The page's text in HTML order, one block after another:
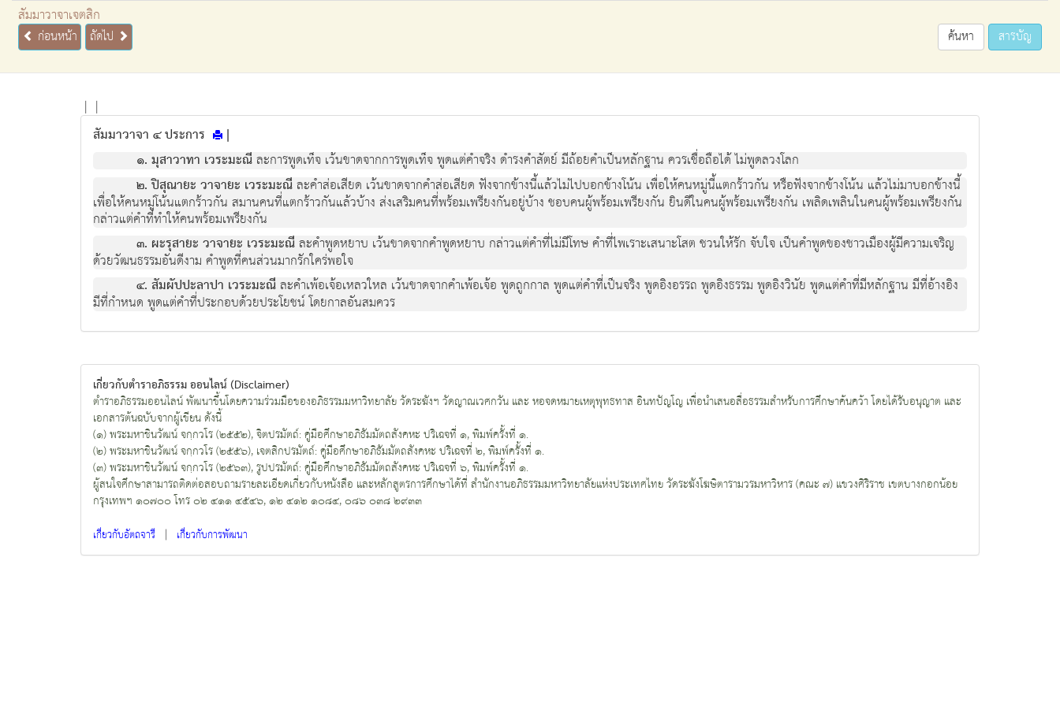
สัมมาวาจาเจตสิก
ก่อนหน้า ถัดไป ค้นหา สารบัญ
| |
สัมมาวาจา ๔ ประการ
|
๑. มุสาวาทา เวระมะณีละการพูดเท็จ เว้นขาดจากการพูดเท็จ พูดแต่คำจริง ดำรงคำสัตย์ มีถ้อยคำเป็นหลักฐาน ควรเชื่อถือได้ ไม่พูดลวงโลก
๒. ปิสุณายะ วาจายะ เวระมะณีละคำส่อเสียด เว้นขาดจากคำส่อเสียด ฟังจากข้างนี้แล้วไม่ไปบอกข้างโน้น เพื่อให้คนหมู่นี้แตกร้าวกัน หรือฟังจากข้างโน้น แล้วไม่มาบอกข้างนี้
เพื่อให้คนหมู่โน้นแตกร้าวกัน สมานคนที่แตกร้าวกันแล้วบ้าง ส่งเสริมคนที่พร้อมเพรียงกันอยู่บ้าง ชอบคนผู้พร้อมเพรียงกัน ยินดีในคนผู้พร้อมเพรียงกัน เพลิดเพลินในคนผู้พร้อมเพรียงกัน
กล่าวแต่คำที่ทำให้คนพร้อมเพรียงกัน
๓. ผะรุสายะ วาจายะ เวระมะณีละคำพูดหยาบ เว้นขาดจากคำพูดหยาบ กล่าวแต่คำที่ไม่มีโทษ คำที่ไพเราะเสนาะโสต ชวนให้รัก จับใจ เป็นคำพูดของชาวเมืองผู้มีความเจริญ
ด้วยวัฒนธรรมอันดีงาม คำพูดที่คนส่วนมากรักใคร่พอใจ
๔. สัมผัปปะลาปา เวระมะณีละคำเพ้อเจ้อเหลวใหล เว้นขาดจากคำเพ้อเจ้อ พูดถูกกาล พูดแต่คำที่เป็นจริง พูดอิงอรรถ พูดอิงธรรม พูดอิงวินัย พูดแต่คำที่มีหลักฐาน มีที่อ้างอิง
มีที่กำหนด พูดแต่คำที่ประกอบด้วยประโยชน์ โดยกาลอันสมควร
เกี่ยวกับตำราอภิธรรม ออนไลน์ (Disclaimer)
ตำราอภิธรรมออนไลน์ พัฒนาขึ้นโดยความร่วมมือของอภิธรรมมหาวิทยาลัย วัดระฆังฯ วัดญาณเวศกวัน และ หอจดหมายเหตุพุทธทาส อินทปัญโญ เพื่อนำเสนอสื่อธรรมสำหรับการศึกษาค้นคว้า โดยได้รับอนุญาต และ
เอกสารต้นฉบับจากผู้เขียน ดังนี้
(๑) พระมหาชินวัฒน์ จกฺกวโร (๒๕๕๒), จิตปรมัตถ์: คู่มือศึกษาอภิธัมมัตถสังคหะ ปริเฉจที่ ๑, พิมพ์ครั้งที่ ๑.
(๒) พระมหาชินวัฒน์ จกฺกวโร (๒๕๕๖), เจตสิกปรมัตถ์: คู่มือศึกษาอภิธัมมัตถสังคหะ ปริเฉจที่ ๒, พิมพ์ครั้งที่ ๑.
(๓) พระมหาชินวัฒน์ จกฺกวโร (๒๕๖๓), รูปปรมัตถ์: คู่มือศึกษาอภิธัมมัตถสังคหะ ปริเฉจที่ ๖, พิมพ์ครั้งที่ ๑.
ผู้สนใจศึกษาสามารถติดต่อสอบถามรายละเอียดเกี่ยวกับหนังสือ และหลักสูตรการศึกษาได้ที่ สำนักงานอภิธรรมมหาวิทยาลัยแห่งประเทศไทย วัดระฆังโฆษิตารามวรมหาวิหาร (คณะ ๗) แขวงศิริราช เขตบางกอกน้อย
กรุงเทพฯ ๑๐๗๐๐ โทร ๐๒ ๔๑๑ ๔๕๔๖, ๑๒ ๔๑๒ ๑๐๘๔, ๐๘๖ ๐๓๘ ๒๙๓๓
เกี่ยวกับอัตถจารี | เกี่ยวกับการพัฒนา